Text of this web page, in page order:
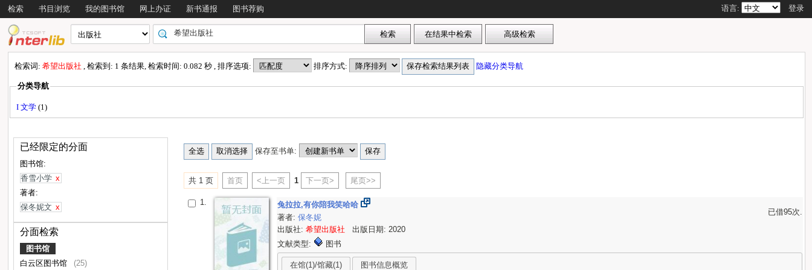
检索 书目浏览 我的图书馆 网上办证 新书通报 图书荐购 语言: 登录
检索词:希望出版社, 检索到: 1 条结果, 检索时间: 0.082 秒 , 排序选项: 排序方式: 隐藏分类导航
分类导航
I 文学(1)
已经限定的分面
图书馆:
香雪小学 x
著者:
保冬妮文 x
分面检索
图书馆
白云区图书馆
(25)
保存至书单:
共 1 页 首页 <上一页 1 下一页> 尾页>>
1.
兔拉拉,有你陪我笑哈哈
已借95次.
著者:保冬妮
出版社:希望出版社 出版日期: 2020
文献类型:
图书
在馆(1)/馆藏(1) 图书信息概览